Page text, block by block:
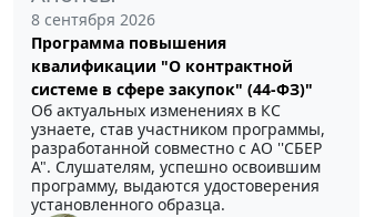
8 сентября 2026
Программа повышения
квалификации "О контрактной
системе в сфере закупок" (44-ФЗ)"
Об актуальных изменениях в КС
узнаете, став участником программы,
разработанной совместно с АО ''СБЕР
А". Слушателям, успешно освоившим
программу, выдаются удостоверения
установленного образца.